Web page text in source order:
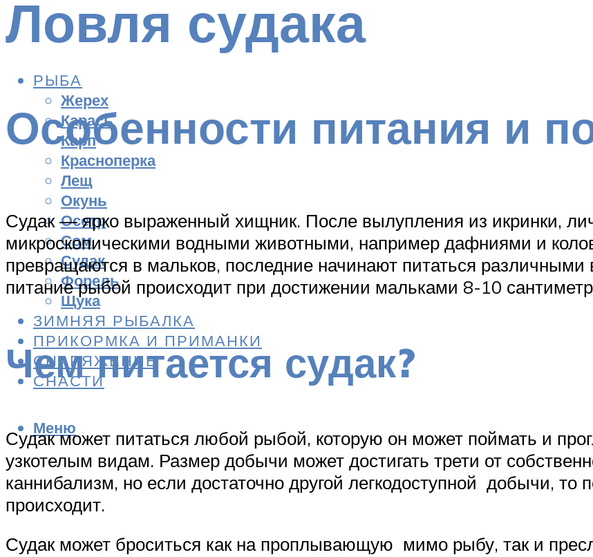
РЫБА
Жерех
Карась
Карп
Красноперка
Лещ
Окунь
Осетр
Сом
Судак
Форель
Щука
ЗИМНЯЯ РЫБАЛКА
ПРИКОРМКА И ПРИМАНКИ
СНАРЯЖЕНИЕ
СНАСТИ
Меню
Ловля судака
Особенности питания и
Судак — ярко выраженный хищник. После вылупления из икринки,
микроскопическими водными животными, например дафниями и
превращаются в мальков, последние начинают питаться
питание рыбой происходит при достижении мальками 8-10
Чем питается судак?
Судак может питаться любой рыбой, которую он может поймать и
узкотелым видам. Размер добычи может достигать трети от
каннибализм, но если достаточно другой легкодоступной добычи, то
происходит.
Судак может броситься как на проплывающую мимо рыбу, так и